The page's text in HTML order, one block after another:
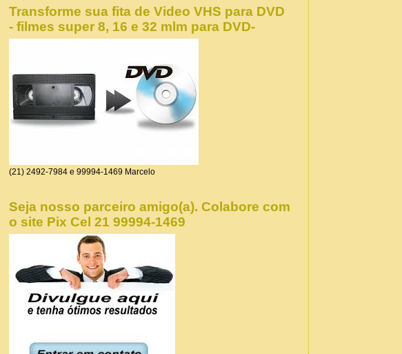
Transforme sua fita de Video VHS para DVD
- filmes super 8, 16 e 32 mlm para DVD-
(21) 2492-7984 e 99994-1469 Marcelo
Seja nosso parceiro amigo(a). Colabore com
o site Pix Cel 21 99994-1469